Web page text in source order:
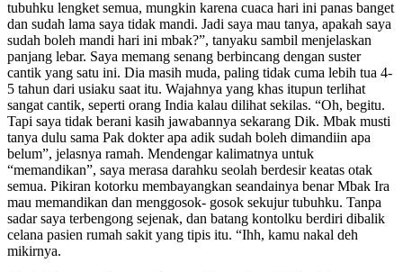
tubuhku lengket semua, mungkin karena cuaca hari ini panas banget
dan sudah lama saya tidak mandi. Jadi saya mau tanya, apakah saya
sudah boleh mandi hari ini mbak?”, tanyaku sambil menjelaskan
panjang lebar. Saya memang senang berbincang dengan suster
cantik yang satu ini. Dia masih muda, paling tidak cuma lebih tua 4-
5 tahun dari usiaku saat itu. Wajahnya yang khas itupun terlihat
sangat cantik, seperti orang India kalau dilihat sekilas. “Oh, begitu.
Tapi saya tidak berani kasih jawabannya sekarang Dik. Mbak musti
tanya dulu sama Pak dokter apa adik sudah boleh dimandiin apa
belum”, jelasnya ramah. Mendengar kalimatnya untuk
“memandikan”, saya merasa darahku seolah berdesir keatas otak
semua. Pikiran kotorku membayangkan seandainya benar Mbak Ira
mau memandikan dan menggosok- gosok sekujur tubuhku. Tanpa
sadar saya terbengong sejenak, dan batang kontolku berdiri dibalik
celana pasien rumah sakit yang tipis itu. “Ihh, kamu nakal deh
mikirnya.